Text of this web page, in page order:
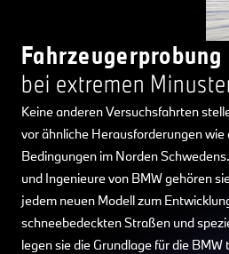
Fahrzeugerprobung
bei extremen
Keine anderen Versuchsfahrten
vor ähnliche Herausforderungen wie
Bedingungen im Norden
und Ingenieure von BMW gehören
jedem neuen Modell zum
schneebedeckten Straßen und
legen sie die Grundlage für die